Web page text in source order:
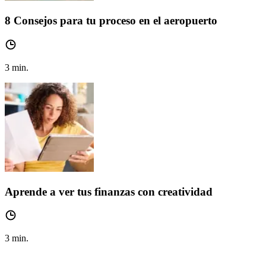
8 Consejos para tu proceso en el aeropuerto
3 min.
Aprende a ver tus finanzas con creatividad
3 min.